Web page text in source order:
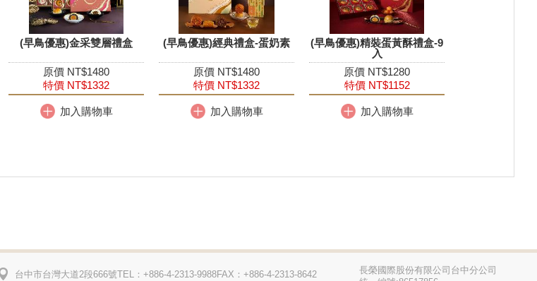
(早鳥優惠)金采雙層禮盒
原價 NT$1480
特價 NT$1332
加入購物車
(早鳥優惠)經典禮盒-蛋奶素
原價 NT$1480
特價 NT$1332
加入購物車
(早鳥優惠)精裝蛋黃酥禮盒-9
入
原價 NT$1280
特價 NT$1152
加入購物車
台中市台灣大道2段666號TEL：+886-4-2313-9988FAX：+886-4-2313-8642
長榮國際股份有限公司台中分公司